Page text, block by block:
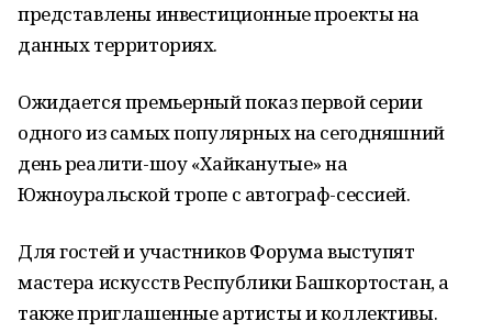
представлены инвестиционные проекты на
данных территориях.
Ожидается премьерный показ первой серии
одного из самых популярных на сегодняшний
день реалити-шоу «Хайканутые» на
Южноуральской тропе с автограф-сессией.
Для гостей и участников Форума выступят
мастера искусств Республики Башкортостан, а
также приглашенные артисты и коллективы.